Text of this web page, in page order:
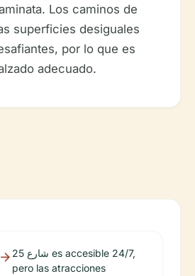
Los caminos de
superficies desiguales
por lo que es
adecuado.
شارع 25 es accesible 24/7,
pero las atracciones